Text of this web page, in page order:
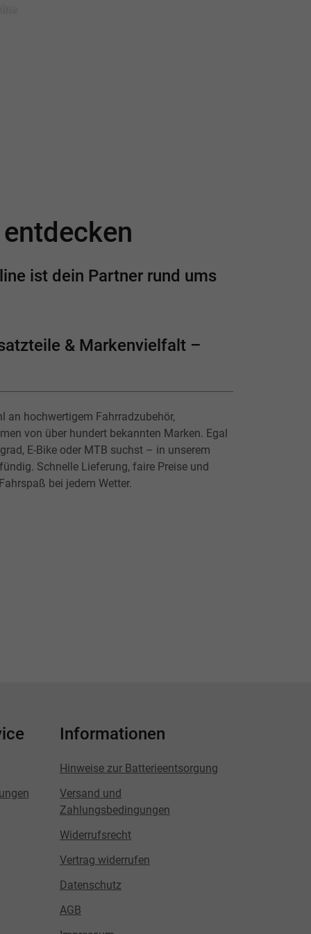
ist dein Partner rund ums
& Markenvielfalt –
an hochwertigem Fahrradzubehör,
von über hundert bekannten Marken. Egal
E-Bike oder MTB suchst – in unserem
Schnelle Lieferung, faire Preise und
bei jedem Wetter.
Informationen
Hinweise zur Batterieentsorgung
Versand und
Zahlungsbedingungen
Widerrufsrecht
Vertrag widerrufen
Datenschutz
AGB